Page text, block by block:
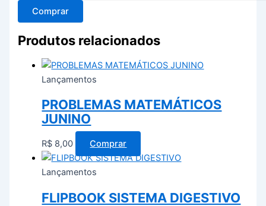
Comprar
Produtos relacionados
Lançamentos
PROBLEMAS MATEMÁTICOS
JUNINO
R$ 8,00 Comprar
Lançamentos
FLIPBOOK SISTEMA DIGESTIVO